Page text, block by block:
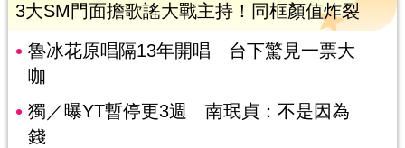
3大SM門面擔歌謠大戰主持！同框顏值炸裂
魯冰花原唱隔13年開唱 台下驚見一票大
咖
獨／曝YT暫停更3週 南珉貞：不是因為
錢